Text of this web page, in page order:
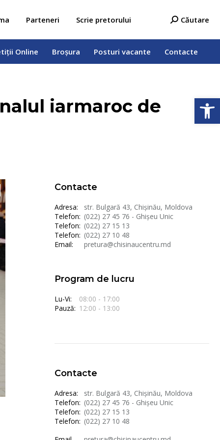
Parteneri Scrie pretorului Search:
Căutare
Online Broșura Posturi vacante Contacte
iarmaroc de
Contacte
Adresa:
str. Bulgară 43, Chișinău, Moldova
Telefon: (022) 27 45 76 - Ghișeu Unic
Telefon: (022) 27 15 13
Telefon: (022) 27 10 48
Email:
pretura@chisinaucentru.md
Program de lucru
Lu-Vi:
08:00 - 17:00
Pauză: 12:00 - 13:00
Contacte
Adresa:
str. Bulgară 43, Chișinău, Moldova
Telefon: (022) 27 45 76 - Ghișeu Unic
Telefon: (022) 27 15 13
Telefon: (022) 27 10 48
Online Broșura Posturi vacante Contacte